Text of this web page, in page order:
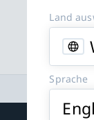
Land
Sprache